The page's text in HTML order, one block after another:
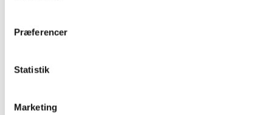
Præferencer
Statistik
Marketing